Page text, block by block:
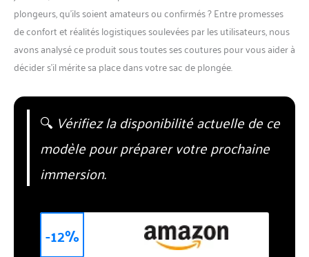
plongeurs, qu’ils soient amateurs ou confirmés ? Entre promesses
de confort et réalités logistiques soulevées par les utilisateurs, nous
avons analysé ce produit sous toutes ses coutures pour vous aider à
décider s’il mérite sa place dans votre sac de plongée.
🔍 Vérifiez la disponibilité actuelle de ce
modèle pour préparer votre prochaine
immersion.
-12%